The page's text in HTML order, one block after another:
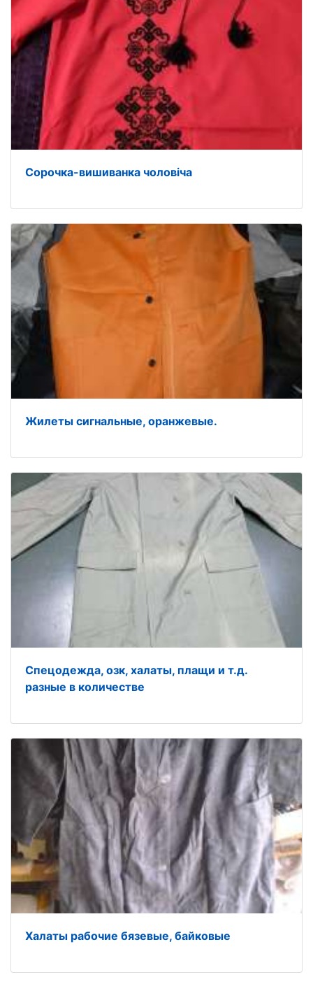
Сорочка-вишиванка чоловіча
Жилеты сигнальные, оранжевые.
Спецодежда, озк, халаты, плащи и т.д.
разные в количестве
Халаты рабочие бязевые, байковые